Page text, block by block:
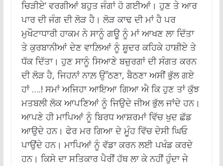
ਚਿੜੀਏ’ ਵਰਗੀਆਂ ਬਹੁਤ ਜੰਗਾਂ ਹੋ ਗਈਆਂ। ਹੁਣ ਤੇ ਆਰ
ਪਾਰ ਦੀ ਜੰਗ ਦੀ ਲੋੜ ਹੈ। ਲੋੜ ਕਾਢ ਦੀ ਮਾਂ ਹੈ ਪਰ
ਮੁਖੌਟਾਧਾਰੀ ਹਾਕਮ ਨੇ ਸਾਨੂੰ ਗਊ ਨੂੰ ਮਾਂ ਆਖਣ ਲਾ ਦਿੱਤਾ
ਤੇ ਕੁਰਬਾਨੀਆਂ ਦੇਣ ਵਾਲ਼ਿਆਂ ਨੂੰ ਸ਼ੂਦਰ ਕਹਿਕੇ ਹਾਸ਼ੀਏ ਤੇ
ਧੱਕ ਦਿੱਤਾ। ਹੁਣ ਸਾਨੂੰ ਸਿਆਣੇ ਬਜ਼ੁਰਗਾਂ ਦੀ ਸੰਗਤ ਕਰਨ
ਦੀ ਲੋੜ ਹੈ, ਜਿਹਨਾਂ ਨਾਲ਼ ਉੱਠਣਾ, ਬੈਠਣਾ ਅਸੀਂ ਭੁੱਲ ਗਏ
ਹਾਂ ….! ਸਮਾਂ ਅਜਿਹਾ ਆਇਆ ਗਿਆ ਐ ਕਿ ਹੁਣ ਤਾਂ ਕੁੱਝ
ਮਤਬਲੀ ਲੋਕ ਆਪਣਿਆਂ ਨੂੰ ਜਿਉਦੇ ਜੀਅ ਭੁੱਲ ਜਾਂਦੇ ਹਨ।
ਆਪਣੇ ਹੀ ਮਾਪਿਆਂ ਨੂੰ ਬਿਰਧ ਆਸ਼ਰਮਾਂ ਵਿੱਚ ਖੁਦ ਛੱਡ
ਆਉਦੇ ਹਨ। ਫੇਰ ਮਰ ਗਿਆ ਦੇ ਮੂੰਹ ਵਿੱਚ ਦੇਸੀ ਘਿਓ
ਪਾਉਂਦੇ ਹਨ। ਮਾਪਿਆਂ ਨੂੰ ਵੱਡਾ ਕਰਨ ਲਈ ਪਖੰਡ ਕਰਦੇ
ਹਨ। ਕਿਸੇ ਦਾ ਸਤਿਕਾਰ ਪੈਰੀਂ ਹੱਥ ਲਾ ਕੇ ਨਹੀਂ ਹੁੰਦਾ ਜੇ